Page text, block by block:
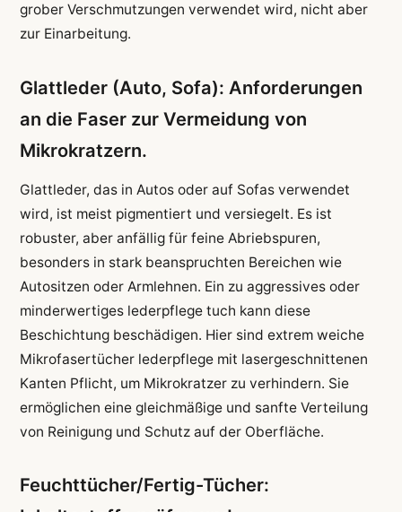
grober Verschmutzungen verwendet wird, nicht aber
zur Einarbeitung.
Glattleder (Auto, Sofa): Anforderungen
an die Faser zur Vermeidung von
Mikrokratzern.
Glattleder, das in Autos oder auf Sofas verwendet
wird, ist meist pigmentiert und versiegelt. Es ist
robuster, aber anfällig für feine Abriebspuren,
besonders in stark beanspruchten Bereichen wie
Autositzen oder Armlehnen. Ein zu aggressives oder
minderwertiges lederpflege tuch kann diese
Beschichtung beschädigen. Hier sind extrem weiche
Mikrofasertücher lederpflege mit lasergeschnittenen
Kanten Pflicht, um Mikrokratzer zu verhindern. Sie
ermöglichen eine gleichmäßige und sanfte Verteilung
von Reinigung und Schutz auf der Oberfläche.
Feuchttücher/Fertig-Tücher: